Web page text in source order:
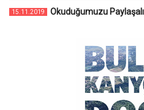
15.11.2019 Okuduğumuzu